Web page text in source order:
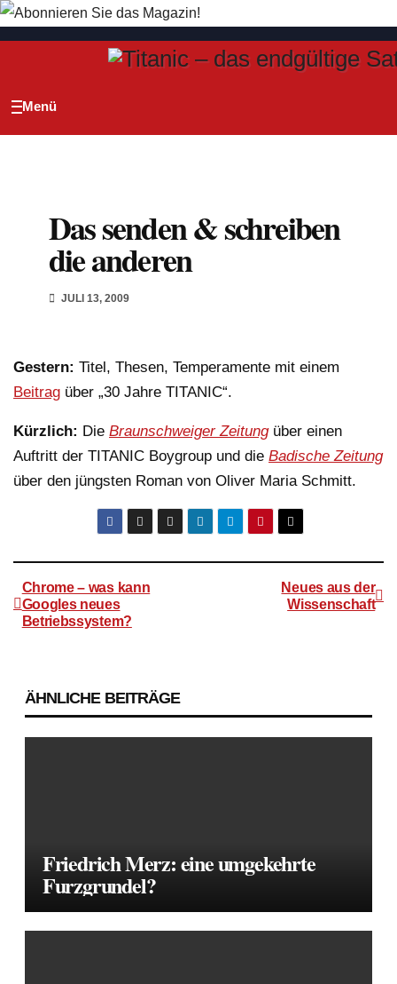
Zum
Das senden & schreiben
die anderen
JULI 13, 2009
Gestern: Titel, Thesen, Temperamente mit einem
Beitrag über „30 Jahre TITANIC“.
Kürzlich: Die Braunschweiger Zeitungüber einen
Auftritt der TITANIC Boygroup und die Badische Zeitung
über den jüngsten Roman von Oliver Maria Schmitt.
Neues aus der
Wissenschaft
Chrome – was kann
Googles neues
Betriebssystem?
ÄHNLICHE BEITRÄGE
Friedrich Merz: eine umgekehrte
Furzgrundel?